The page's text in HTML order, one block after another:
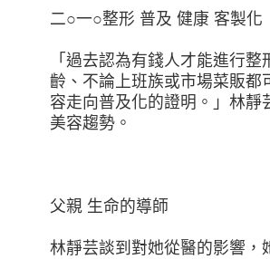
二○一○整形 普及 健康 客製化
「過去認為有錢人才能進行
齡、不論上班族或市場菜販都
容走向普及化的證明。」林
美容趨勢。
父親 生命的導師
林靜芸談到對她從醫的影響，